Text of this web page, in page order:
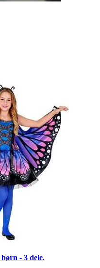
- 3 dele.